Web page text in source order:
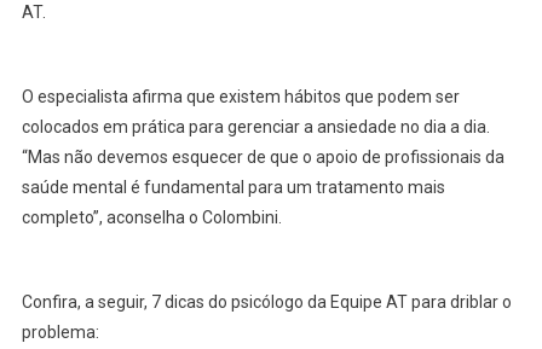
AT.
O especialista afirma que existem hábitos que podem ser
colocados em prática para gerenciar a ansiedade no dia a dia.
“Mas não devemos esquecer de que o apoio de profissionais da
saúde mental é fundamental para um tratamento mais
completo”, aconselha o Colombini.
Confira, a seguir, 7 dicas do psicólogo da Equipe AT para driblar o
problema: